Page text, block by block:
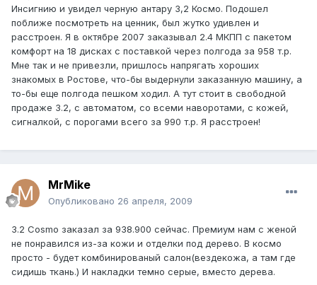
Инсигнию и увидел черную антару 3,2 Космо. Подошел
поближе посмотреть на ценник, был жутко удивлен и
расстроен. Я в октябре 2007 заказывал 2.4 МКПП с пакетом
комфорт на 18 дисках с поставкой через полгода за 958 т.р.
Мне так и не привезли, пришлось напрягать хороших
знакомых в Ростове, что-бы выдернули заказанную машину, а
то-бы еще полгода пешком ходил. А тут стоит в свободной
продаже 3.2, с автоматом, со всеми наворотами, с кожей,
сигналкой, с порогами всего за 990 т.р. Я расстроен!
MrMike
Опубликовано 26 апреля, 2009
3.2 Cosmo заказал за 938.900 сейчас. Премиум нам с женой
не понравился из-за кожи и отделки под дерево. В космо
просто - будет комбинированый салон(вездекожа, а там где
сидишь ткань.) И накладки темно серые, вместо дерева.